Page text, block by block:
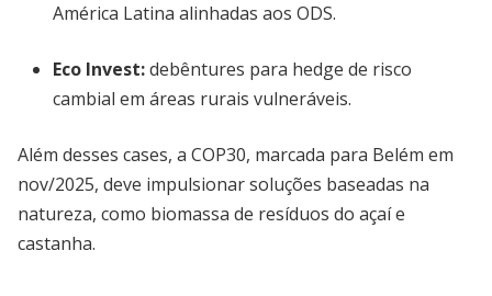
América Latina alinhadas aos ODS.
Eco Invest:debêntures para hedge de risco
cambial em áreas rurais vulneráveis.
Além desses cases, a COP30, marcada para Belém em
nov/2025, deve impulsionar soluções baseadas na
natureza, como biomassa de resíduos do açaí e
castanha.